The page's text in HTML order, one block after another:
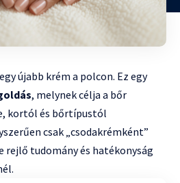
újabb krém a polcon. Ez egy
, melynek célja a bőr
kortól és bőrtípustól
csak „csodakrémként”
tudomány és hatékonyság